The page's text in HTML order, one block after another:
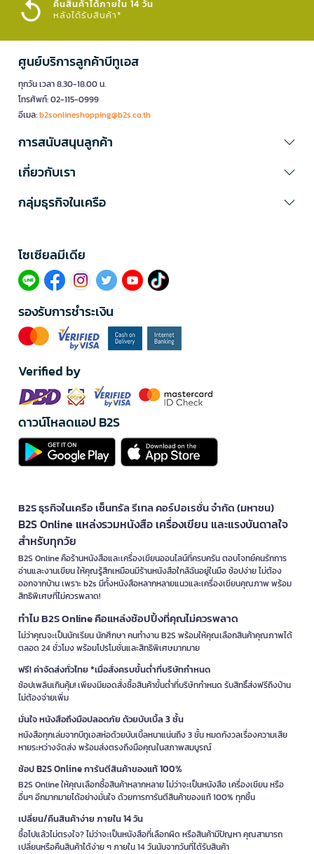
คืนสินค้าได้ภายใน 14 วัน
หลังได้รับสินค้า*
ศูนย์บริการลูกค้าบีทูเอส
ทุกวัน เวลา 8.30-18.00 น.
โทรศัพท์: 02-115-0999
อีเมล:b2sonlineshopping@b2s.co.th
การสนับสนุนลูกค้า
เกี่ยวกับเรา
กลุ่มธุรกิจในเครือ
โซเซียลมีเดีย​
รองรับการชำระเงิน
Verified by
ดาวน์โหลดแอป B2S
B2S ธุรกิจในเครือ เซ็นทรัล รีเทล คอร์ปอเรชั่น จำกัด (มหาชน)
B2S Online แหล่งรวมหนังสือ เครื่องเขียน และแรงบันดาลใจ
สำหรับทุกวัย
B2S Online คือร้านหนังสือและเครื่องเขียนออนไลน์ที่ครบครัน ตอบโจทย์คนรักการ
อ่านและงานเขียน ให้คุณรู้สึกเหมือนมีร้านหนังสือใกล้ฉันอยู่ในมือ ช้อปง่าย ไม่ต้อง
ออกจากบ้าน เพราะ b2s มีทั้งหนังสือหลากหลายแนวและเครื่องเขียนคุณภาพ พร้อม
สิทธิพิเศษที่ไม่ควรพลาด!
ทำไม B2S Online คือแหล่งช้อปปิ้งที่คุณไม่ควรพลาด
ไม่ว่าคุณจะเป็นนักเรียน นักศึกษา คนทำงาน B2S พร้อมให้คุณเลือกสินค้าคุณภาพได้
ตลอด 24 ชั่วโมง พร้อมโปรโมชั่นและสิทธิพิเศษมากมาย
ฟรี! ค่าจัดส่งทั่วไทย *เมื่อสั่งครบขั้นต่ำที่บริษัทกำหนด
ช้อปเพลินเกินคุ้ม! เพียงมียอดสั่งซื้อสินค้าขั้นต่ำที่บริษัทกำหนด รับสิทธิ์ส่งฟรีถึงบ้าน
ไม่ต้องจ่ายเพิ่ม
มั่นใจ หนังสือถึงมือปลอดภัย ด้วยบับเบิ้ล 3 ชั้น
หนังสือทุกเล่มจากบีทูเอสห่อด้วยบับเบิ้ลหนาแน่นถึง 3 ชั้น หมดกังวลเรื่องความเสีย
หายระหว่างจัดส่ง พร้อมส่งตรงถึงมือคุณในสภาพสมบูรณ์
ช้อป B2S Online การันตีสินค้าของแท้ 100%
B2S Online ให้คุณเลือกซื้อสินค้าหลากหลาย ไม่ว่าจะเป็นหนังสือ เครื่องเขียน หรือ
อื่นๆ อีกมากมายได้อย่างมั่นใจ ด้วยการการันตีสินค้าของแท้ 100% ทุกชิ้น
เปลี่ยน/คืนสินค้าง่าย ภายใน 14 วัน
ซื้อไปแล้วไม่ตรงใจ? ไม่ว่าจะเป็นหนังสือที่เลือกผิด หรือสินค้ามีปัญหา คุณสามารถ
เปลี่ยนหรือคืนสินค้าได้ง่าย ๆ ภายใน 14 วันนับจากวันที่ได้รับสินค้า